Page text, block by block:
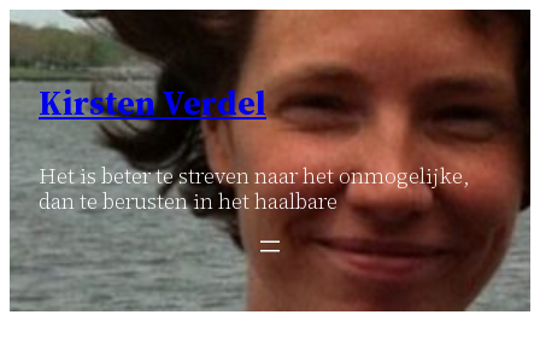
Ga
naar
inhoud
Kirsten Verdel
Het is beter te streven naar het onmogelijke,
dan te berusten in het haalbare